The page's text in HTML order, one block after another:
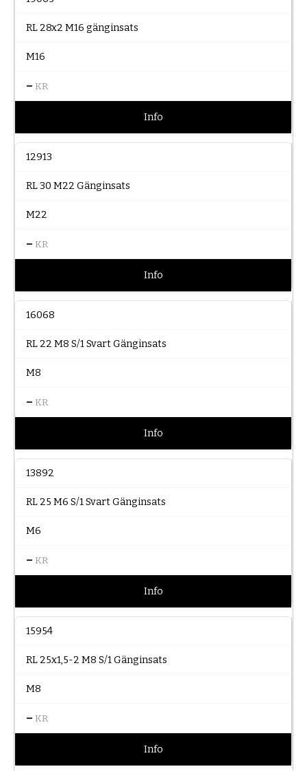
RL 28x2 M16 gänginsats
M16
– KR
Info
12913
RL 30 M22 Gänginsats
M22
– KR
Info
16068
RL 22 M8 S/1 Svart Gänginsats
M8
– KR
Info
13892
RL 25 M6 S/1 Svart Gänginsats
M6
– KR
Info
15954
RL 25x1,5-2 M8 S/1 Gänginsats
M8
– KR
Info